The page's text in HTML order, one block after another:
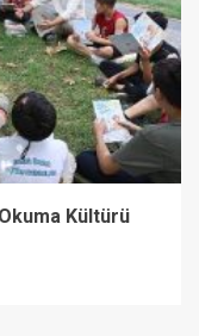
Kültürü